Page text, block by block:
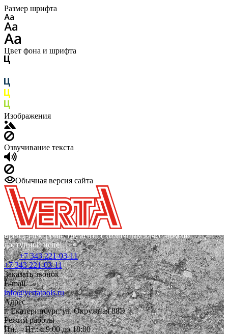
Размер шрифта
Цвет фона и шрифта
Изображения
Озвучивание текста
Обычная версия сайта
Бренд электроинструмента с отличным качеством по
доступной цене!
+7 343 221-03-11
+7 343 221-03-11
Заказать звонок
E-mail
info@vertatools.ru
Адрес
г. Екатеринбург, ул. Окружная 88Э
Режим работы
Пн. – Пт.: с 9:00 до 18:00